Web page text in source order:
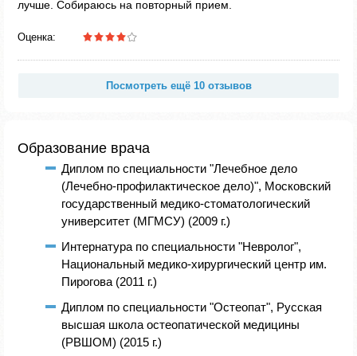
лучше. Собираюсь на повторный прием.
Оценка:
Посмотреть ещё 10 отзывов
Образование врача
Диплом по специальности "Лечебное дело
(Лечебно-профилактическое дело)", Московский
государственный медико-стоматологический
университет (МГМСУ) (2009 г.)
Интернатура по специальности "Невролог",
Национальный медико-хирургический центр им.
Пирогова (2011 г.)
Диплом по специальности "Остеопат", Русская
высшая школа остеопатической медицины
(РВШОМ) (2015 г.)